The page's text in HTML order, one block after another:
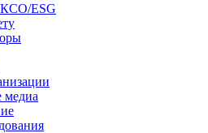
КСО/ESG
медиа